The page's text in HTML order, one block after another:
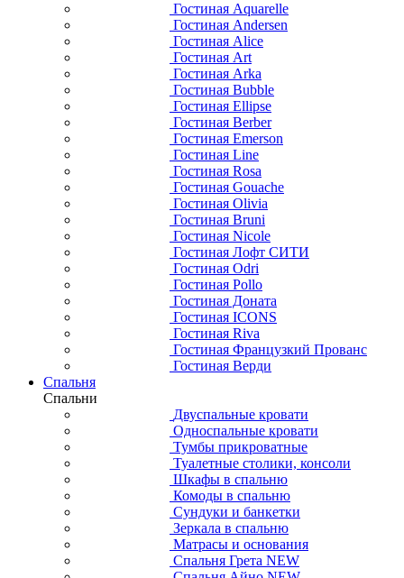
Гостиная Aquarelle
Гостиная Andersen
Гостиная Alice
Гостиная Art
Гостиная Arka
Гостиная Bubble
Гостиная Ellipse
Гостиная Berber
Гостиная Emerson
Гостиная Line
Гостиная Rosa
Гостиная Gouache
Гостиная Olivia
Гостиная Bruni
Гостиная Nicole
Гостиная Лофт СИТИ
Гостиная Odri
Гостиная Pollo
Гостиная Доната
Гостиная ICONS
Гостиная Riva
Гостиная Французкий Прованс
Гостиная Верди
Спальня
Спальни
Двуспальные кровати
Односпальные кровати
Тумбы прикроватные
Туалетные столики, консоли
Шкафы в спальню
Комоды в спальню
Сундуки и банкетки
Зеркала в спальню
Матрасы и основания
Спальня Грета NEW